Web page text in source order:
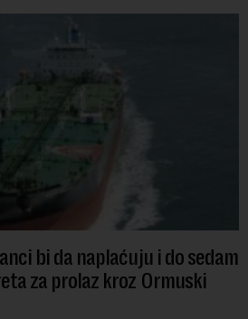
bi da naplaćuju i do sedam
za prolaz kroz Ormuski